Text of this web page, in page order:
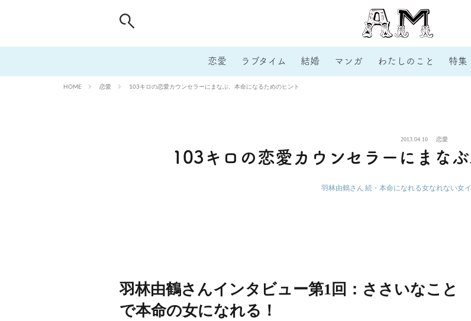
恋愛 ラブタイム 結婚 マンガ わたしのこと 特集
HOME 恋愛 103キロの恋愛カウンセラーにまなぶ、本命になるためのヒント
2013.04.10 恋愛
103キロの恋愛カウンセラーにまな
羽林由鶴さん 続・本命になれる女なれない女
羽林由鶴さんインタビュー第1回：ささいなこと
で本命の女になれる！